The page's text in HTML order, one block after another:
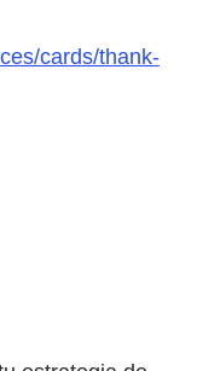
cards/thank-